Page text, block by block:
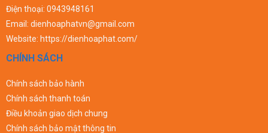
Điện thoại: 0943948161
Email: dienhoaphatvn@gmail.com
Website: https://dienhoaphat.com/
CHÍNH SÁCH
Chính sách bảo hành
Chính sách thanh toán
Điều khoản giao dịch chung
Chính sách bảo mật thông tin